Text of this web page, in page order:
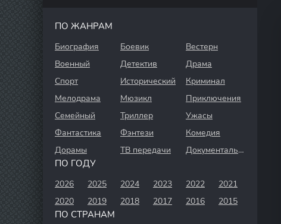
ПО ЖАНРАМ
Биография Боевик
Вестерн
Военный
Детектив
Драма
Спорт
Исторический
Криминал
Мелодрама
Мюзикл
Приключения
Семейный
Триллер
Ужасы
Фантастика
Фэнтези
Комедия
Дорамы
ТВ передачи Документальный
ПО ГОДУ
2026 2025 2024 2023 2022
2021
2020
2019 2018 2017 2016 2015
ПО СТРАНАМ